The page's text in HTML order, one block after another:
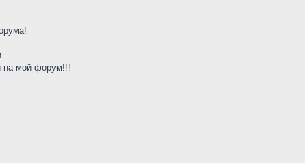
мой форум!!!